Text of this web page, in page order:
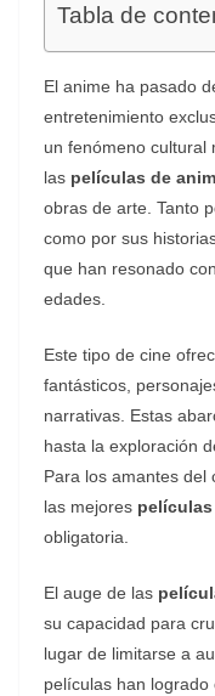
Tabla de
El anime ha pasado
entretenimiento
un fenómeno cultural
las películas de
obras de arte. Tanto
como por sus
que han resonado
edades.
Este tipo de cine
fantásticos,
narrativas. Estas
hasta la exploración
Para los amantes del
las mejores
obligatoria.
El auge de las
su capacidad para
lugar de limitarse a
películas han